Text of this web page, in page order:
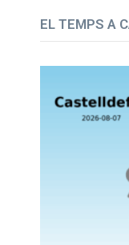
EL TEMPS A